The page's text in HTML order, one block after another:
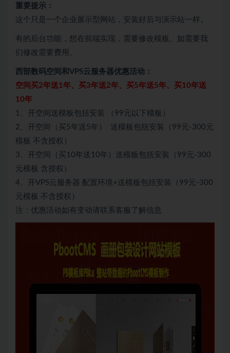
重要提示：
这个只是一个企业展示型网站，安装好后与演示站一样。
有的后台功能，想在前端实现，需要修改模板。如需要我
们修改需要费用。
西部数码空间和VPS云服务器优惠活动：
空间买2年送1年、买3年送2年、买5年送5年、买10年送
10年
1、开空间送模板包括安装 （99元以下模板）
2、开空间（买5年送5年） 送模板包括安装（99元-300元
模板 不含授权）
3、开空间（买10年送10年）送模板包括安装（99元-300
元模板 含授权）
4、开VPS云服务器 配置环境+送模板包括安装（99元-300
元模板 不含授权）
注：优惠活动如有变动请联系客服了解信息